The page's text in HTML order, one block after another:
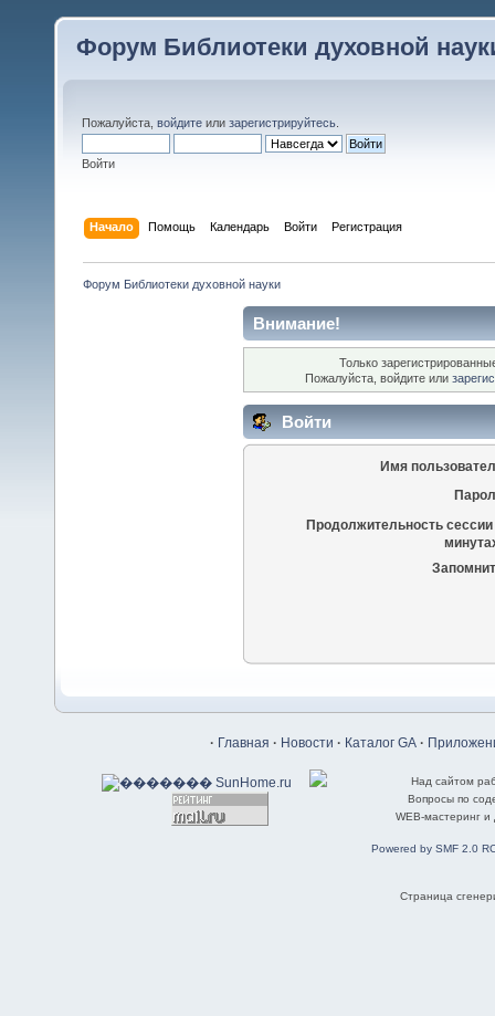
Форум Библиотеки духовной
Пожалуйста, войдите или зарегистрируйтесь
Войти
Начало Помощь Календарь Войти Регистрация
Форум Библиотеки духовной науки
Внимание!
Только
Пожалуйста, войдите или
Войти
Имя
Продолжительность сессии
· Главная · Новости · Каталог GA ·
Над сайтом
Вопросы по
WEB-мастеринг
Powered by SMF 2.0
Страница